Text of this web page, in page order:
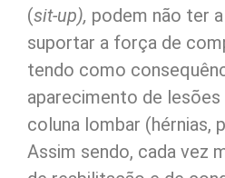
(sit-up), podem não ter
suportar a força de
tendo como
aparecimento de
coluna lombar (hérnias,
Assim sendo, cada vez